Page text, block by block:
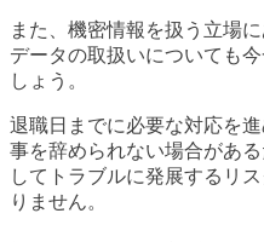
また、機密情報を扱う立場
データの取扱いについても
しょう。
退職日までに必要な対応を
事を辞められない場合があ
してトラブルに発展するリ
りません。